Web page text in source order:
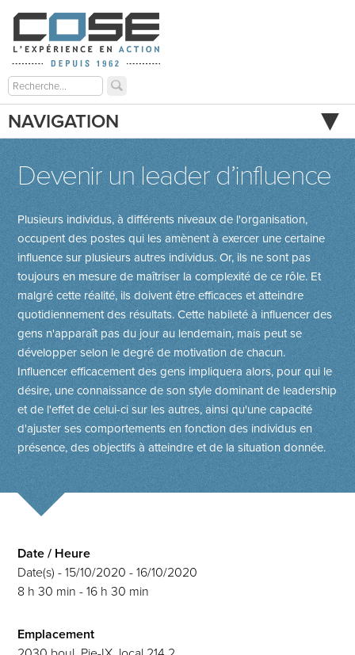
NAVIGATION
Devenir un leader d’influence
Plusieurs individus, à différents niveaux de l'organisation,
occupent des postes qui les amènent à exercer une certaine
influence sur plusieurs autres individus. Or, ils ne sont pas
toujours en mesure de maîtriser la complexité de ce rôle. Et
malgré cette réalité, ils doivent être efficaces et atteindre
quotidiennement des résultats. Cette habileté à influencer des
gens n'apparaît pas du jour au lendemain, mais peut se
développer selon le degré de motivation de chacun.
Influencer efficacement des gens impliquera alors, pour qui le
désire, une connaissance de son style dominant de leadership
et de l'effet de celui-ci sur les autres, ainsi qu'une capacité
d'ajuster ses comportements en fonction des individus en
présence, des objectifs à atteindre et de la situation donnée.
Date / Heure
Date(s) - 15/10/2020 - 16/10/2020
8 h 30 min - 16 h 30 min
Emplacement